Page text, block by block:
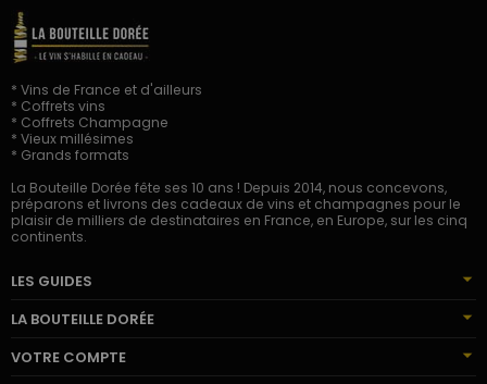
* Vins de France et d'ailleurs
* Coffrets vins
* Coffrets Champagne
* Vieux millésimes
* Grands formats
La Bouteille Dorée fête ses 10 ans ! Depuis 2014, nous concevons,
préparons et livrons des cadeaux de vins et champagnes pour le
plaisir de milliers de destinataires en France, en Europe, sur les cinq
continents.
LES GUIDES
LA BOUTEILLE DORÉE
VOTRE COMPTE